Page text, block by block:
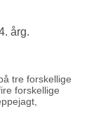
årg.
tre forskellige
forskellige